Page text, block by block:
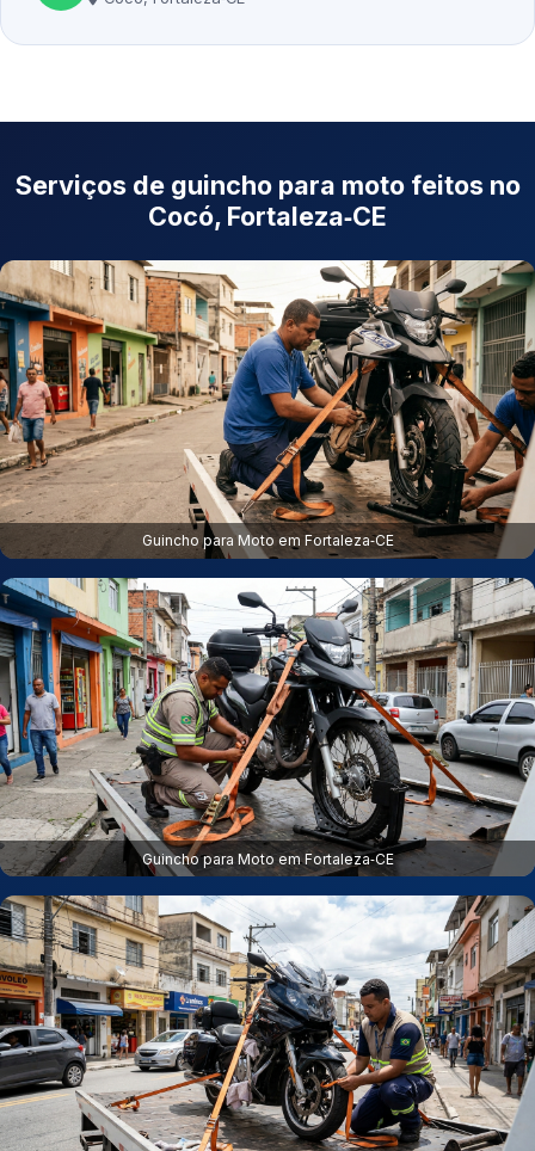
Serviços de guincho para moto feitos no
Cocó, Fortaleza‑CE
Guincho para Moto em Fortaleza‑CE
Guincho para Moto em Fortaleza‑CE